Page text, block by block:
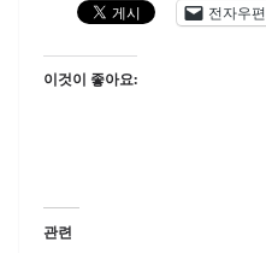
전자우편
이것이 좋아요:
관련